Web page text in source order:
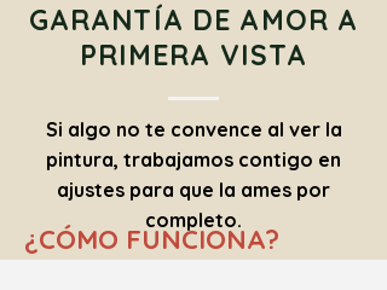
GARANTÍA DE AMOR A
PRIMERA VISTA
Si algo no te convence al ver la
pintura, trabajamos contigo en
ajustes para que la ames por
completo.
¿CÓMO FUNCIONA?